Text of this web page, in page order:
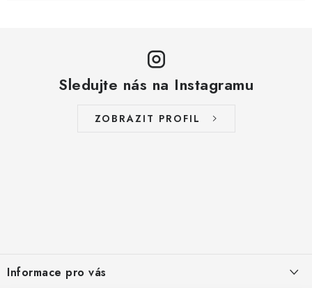
Sledujte nás na Instagramu
ZOBRAZIT PROFIL
pInformace pro vás